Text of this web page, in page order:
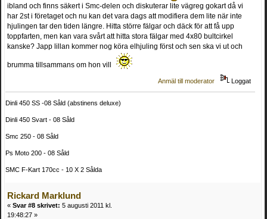
ibland och finns säkert i Smc-delen och diskuterar lite vägreg gokart då vi
har 2st i företaget och nu kan det vara dags att modifiera dem lite när inte
hjulingen tar den tiden längre. Hitta större fälgar och däck för att få upp
toppfarten, men kan vara svårt att hitta stora fälgar med 4x80 bultcirkel
kanske? Japp lillan kommer nog köra elhjuling först och sen ska vi ut och
brumma tillsammans om hon vill
Anmäl till moderator Loggat
Dinli 450 SS -08 Såld (abstinens deluxe)
Dinli 450 Svart - 08 Såld
Smc 250 - 08 Såld
Ps Moto 200 - 08 Såld
SMC F-Kart 170cc - 10 X 2 Sålda
Rickard Marklund
« Svar #8 skrivet: 5 augusti 2011 kl.
19:48:27 »